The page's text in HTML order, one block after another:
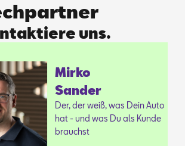
uns.
Mir­ko
San­der
Der, der weiß, was Dein Auto
hat - und was Du als Kun­de
brauchst